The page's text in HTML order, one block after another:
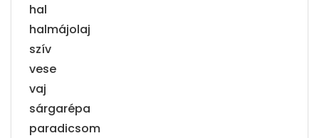
hal
halmájolaj
szív
vese
vaj
sárgarépa
paradicsom